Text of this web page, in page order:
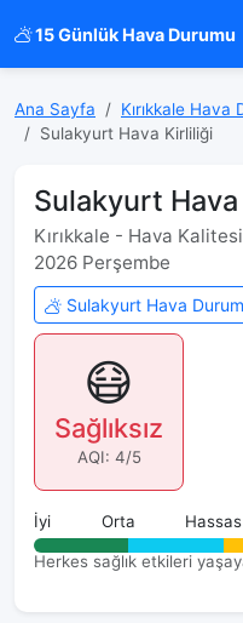
15 Günlük Hava Durumu
Ana Sayfa Kırıkkale Hava
Sulakyurt Hava Kirliliği
Sulakyurt
Kırıkkale - Hava
2026 Perşembe
Sulakyurt Hava
😷
Sağlıksız
AQI: 4/5
İyi Orta Hassas
Herkes sağlık etkileri